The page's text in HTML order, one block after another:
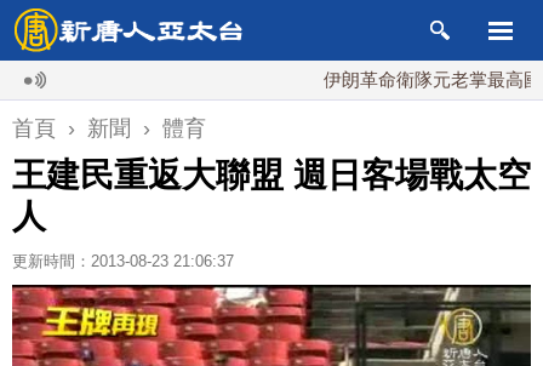
伊朗革命衛隊元老掌最高國安會
首頁 › 新聞 › 體育
王建民重返大聯盟 週日客場戰太空
人
更新時間：2013-08-23 21:06:37